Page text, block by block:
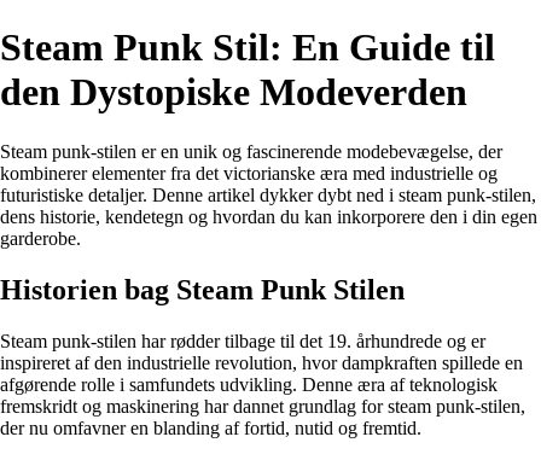
Steam Punk Stil: En Guide til
den Dystopiske Modeverden
Steam punk-stilen er en unik og fascinerende modebevægelse, der
kombinerer elementer fra det victorianske æra med industrielle og
futuristiske detaljer. Denne artikel dykker dybt ned i steam punk-stilen,
dens historie, kendetegn og hvordan du kan inkorporere den i din egen
garderobe.
Historien bag Steam Punk Stilen
Steam punk-stilen har rødder tilbage til det 19. århundrede og er
inspireret af den industrielle revolution, hvor dampkraften spillede en
afgørende rolle i samfundets udvikling. Denne æra af teknologisk
fremskridt og maskinering har dannet grundlag for steam punk-stilen,
der nu omfavner en blanding af fortid, nutid og fremtid.